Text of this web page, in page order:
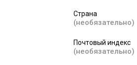
Страна
(необязательно)
Почтовый индекс
(необязательно)